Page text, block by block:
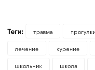
Теги: травма
лечение
курение
школьник
школа